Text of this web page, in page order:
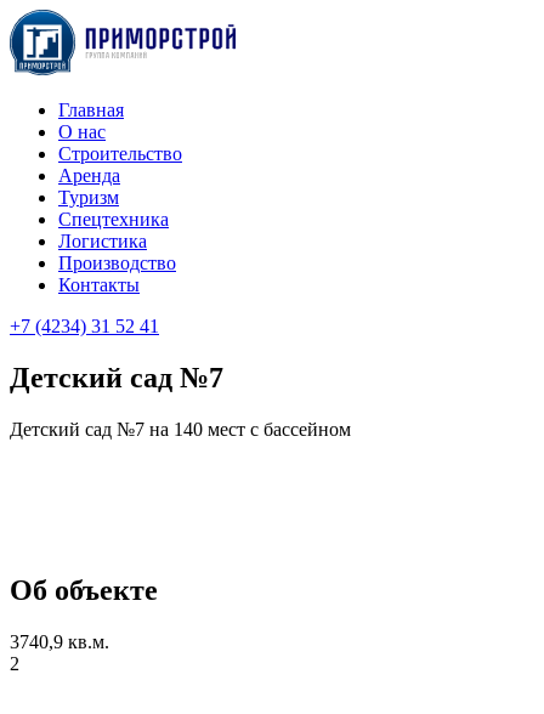
Главная
О нас
Строительство
Аренда
Туризм
Cпецтехника
Логистика
Производство
Контакты
+7 (4234) 31 52 41
Детский сад №7
Детский сад №7 на 140 мест с бассейном
Об объекте
3740,9 кв.м.
2